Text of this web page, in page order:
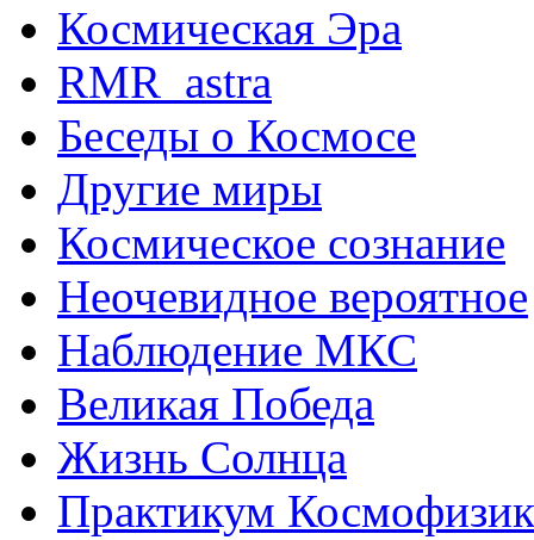
Космическая Эра
RMR_astra
Беседы о Космосе
Другие миры
Космическое сознание
Неочевидное вероятное
Наблюдение МКС
Великая Победа
Жизнь Солнца
Практикум